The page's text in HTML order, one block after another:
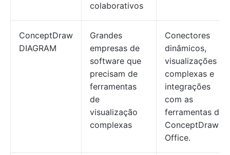
colaborativos
ConceptDraw
DIAGRAM
Grandes
empresas de
software que
precisam de
ferramentas
de
visualização
complexas
Conectores
dinâmicos,
visualizações
complexas e
integrações
com as
ferramentas do
ConceptDraw
Office.